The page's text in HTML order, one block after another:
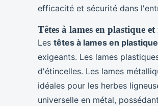
efficacité et sécurité dans
Têtes à lames en plastique et
Les têtes à lames en plastique
exigeants. Les lames
d'étincelles. Les lames
idéales pour les herbes
universelle en métal,